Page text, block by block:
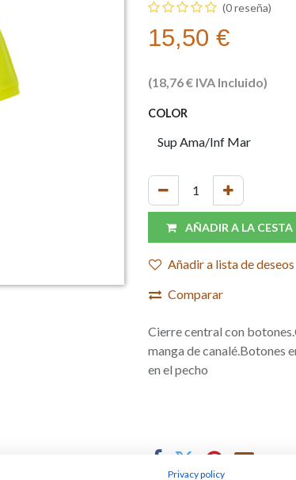
(0 reseña)
15,50 €
(18,76€ IVA Incluido)
COLOR
AÑADIR A LA CESTA
Añadir a lista de deseos
Comparar
Cierre central con
manga de canalé.Botones
en el pecho
Privacy policy